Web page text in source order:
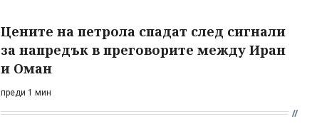
Цените на петрола спадат след сигнали
за напредък в преговорите между Иран
и Оман
преди 1 мин